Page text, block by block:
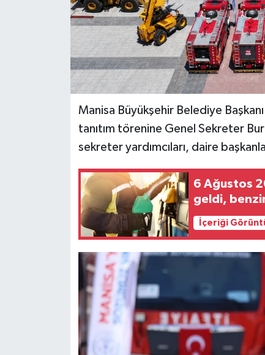
Manisa Büyükşehir Belediye
tanıtım törenine Genel Sekreter
sekreter yardımcıları, daire
6 Ağustos
geldi,
İçeriği